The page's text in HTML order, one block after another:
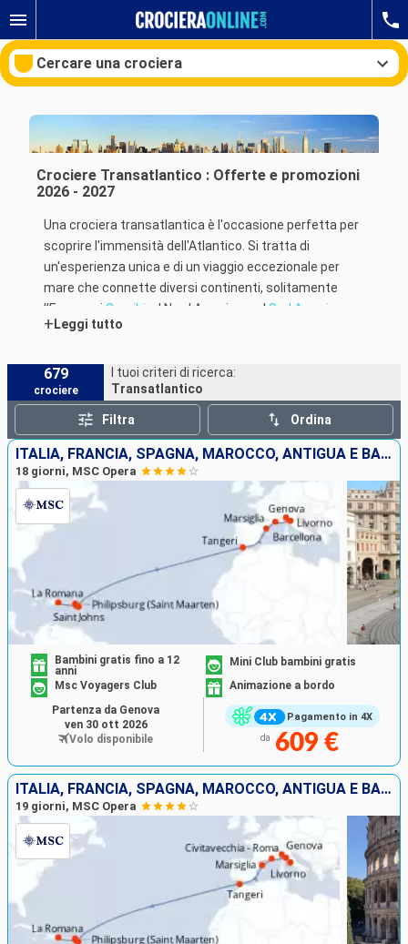
Cercare una crociera
Porti Compagnie
Ricerca
Crociere Transatlantico : Offerte e promozioni
2026 - 2027
Una crociera transatlantica è l'occasione perfetta per
scoprire l'immensità dell'Atlantico. Si tratta di
un'esperienza unica e di un viaggio eccezionale per
mare che connette diversi continenti, solitamente
l’Europa ai Caraibi , al Nord America o al Sud America
Questa crociera da un continente all'altro è
che è l’Atlantico ripercorrendo le orme dei grandi
esploratori.
+Leggi tutto
679
crociere
I tuoi criteri di ricerca:
Transatlantico
Filtra Ordina
ITALIA, FRANCIA, SPAGNA, MAROCCO, ANTIGUA E BARBUDA, SAINT MARTIN, SAN CRISTOFORO E NEVIS, REPUBBLICA DOMINICANA
18 giorni, MSC Opera
Pagamento in 4X
Bambini gratis fino a 12
anni
Mini Club bambini gratis
Msc Voyagers Club
Animazione a bordo
da 609 €
Partenza da Genova
ven 30 ott 2026
Volo disponibile
ITALIA, FRANCIA, SPAGNA, MAROCCO, ANTIGUA E BARBUDA, SAINT MARTIN, SAN CRISTOFORO E NEVIS, REPUBBLICA DOMINICANA
19 giorni, MSC Opera